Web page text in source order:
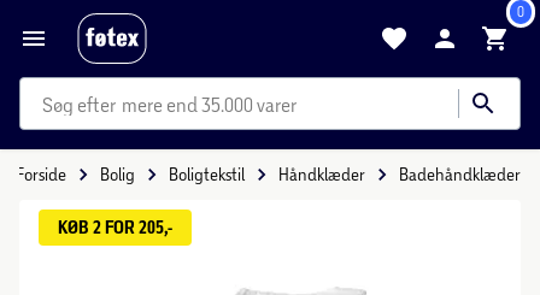
0
mere end 35.000 varer
Forside Bolig Boligtekstil Håndklæder Badehåndklæder
KØB 2 FOR 205,-